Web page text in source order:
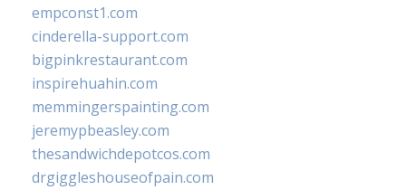
empconst1.com
cinderella-support.com
bigpinkrestaurant.com
inspirehuahin.com
memmingerspainting.com
jeremypbeasley.com
thesandwichdepotcos.com
drgiggleshouseofpain.com